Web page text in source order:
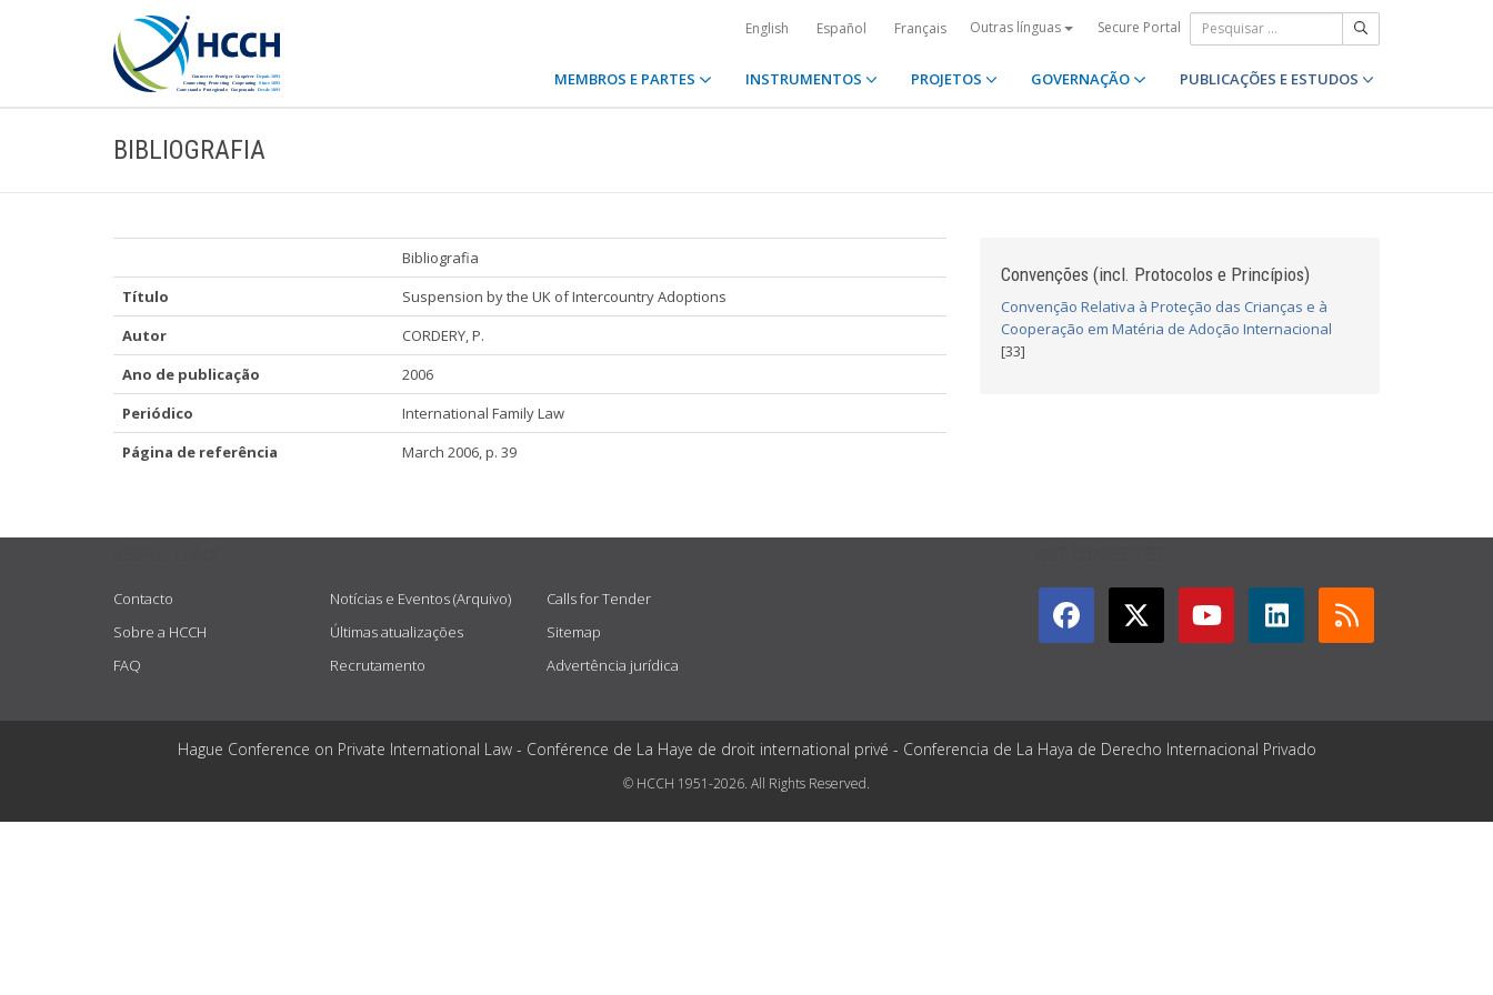
English Español Français Outras línguas Secure Portal
MEMBROS E PARTES INSTRUMENTOS PROJETOS GOVERNAÇÃO PUBLICAÇÕES E ESTUDOS
BIBLIOGRAFIA
Bibliografia
Título
Suspension by the UK of Intercountry Adoptions
Autor
CORDERY, P.
Ano de publicação
2006
Periódico
International Family Law
Página de referência
March 2006, p. 39
Convenções (incl. Protocolos e Princípios)
Convenção Relativa à Proteção das Crianças e à
Cooperação em Matéria de Adoção Internacional
[33]
Contacto
Sobre a HCCH
FAQ
Notícias e Eventos (Arquivo)
Últimas atualizações
Recrutamento
Calls for Tender
Sitemap
Advertência jurídica
Hague Conference on Private International Law - Conférence de La Haye de droit international privé - Conferencia de La Haya de Derecho Internacional Privado
© HCCH 1951-2026. All Rights Reserved.